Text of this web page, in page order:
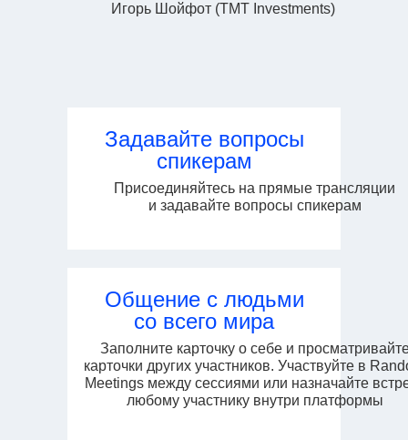
Игорь Шойфот (ТMT Investments)
Задавайте вопросы
спикерам
Присоединяйтесь на прямые трансляции
и задавайте вопросы спикерам
Общение с людьми
со всего мира
Заполните карточку о себе и
карточки других участников. Участвуйте в
Meetings между сессиями или назначайте
любому участнику внутри платформы